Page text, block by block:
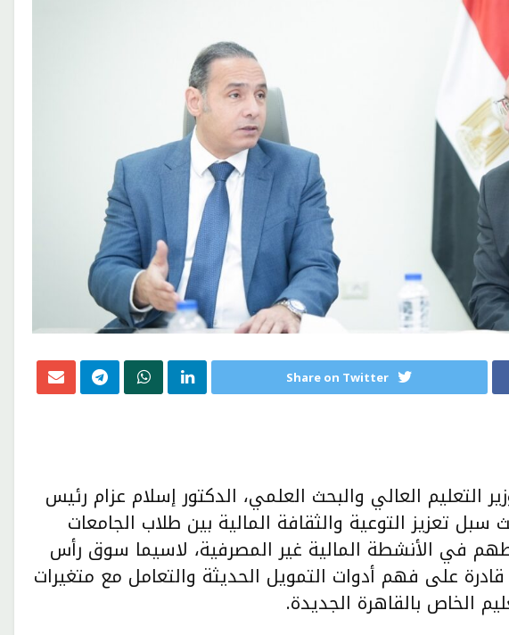
Share on Twitter
التعليم العالي والبحث العلمي، الدكتور إسلام عزام رئيس
سبل تعزيز التوعية والثقافة المالية بين طلاب الجامعات
في الأنشطة المالية غير المصرفية، لاسيما سوق رأس
على فهم أدوات التمويل الحديثة والتعامل مع متغيرات
الخاص بالقاهرة الجديدة.